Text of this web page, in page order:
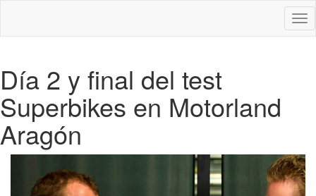
Día 2 y final del test
Superbikes en Motorland
Aragón